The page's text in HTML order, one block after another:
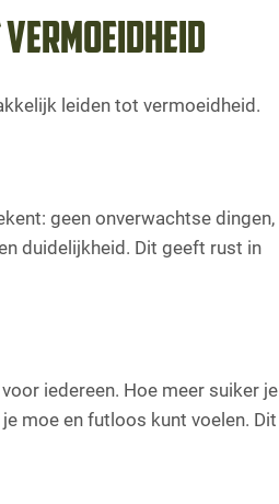
leiden tot vermoeidheid.
geen onverwachtse dingen,
duidelijkheid. Dit geeft rust in
iedereen. Hoe meer suiker je
moe en futloos kunt voelen. Dit